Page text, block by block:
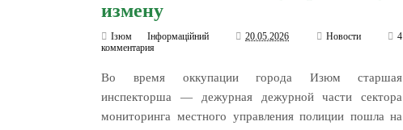
измену
Ізюм Інформаційний 20.05.2026 Новости
4
комментария
Во время оккупации города Изюм старшая
инспекторша — дежурная дежурной части сектора
мониторинга местного управления полиции пошла на